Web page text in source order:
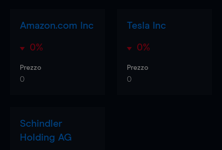
Amazon.com Inc
0%
Prezzo
0
Tesla Inc
0%
Prezzo
0
Schindler
Holding AG